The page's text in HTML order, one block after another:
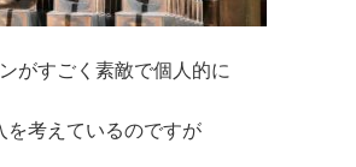
がすごく素敵で個人的に
を考えているのですが